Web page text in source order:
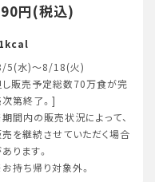
円(税込)
5(水)～8/18(火)
販売予定総数70万食が完
第終了。]
間内の販売状況によって、
売を継続させていただく場合
ります。
持ち帰り対象外。